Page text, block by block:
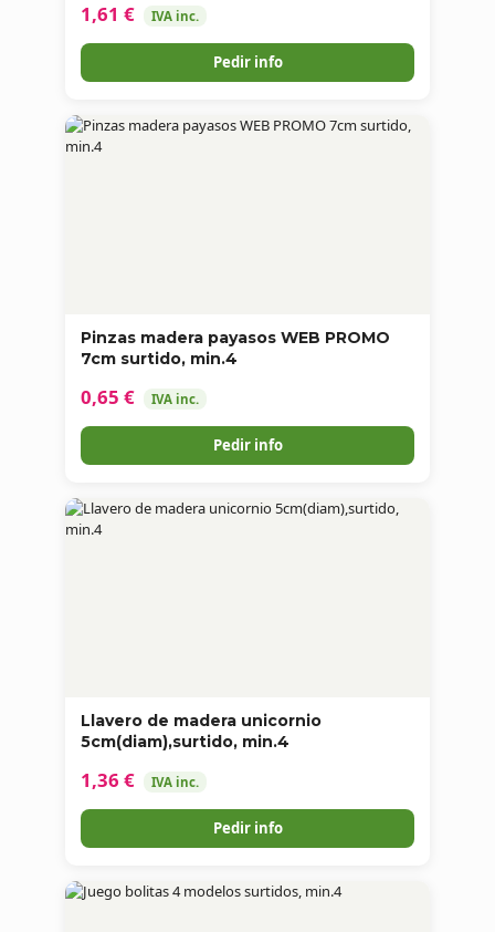
1,61 € IVA inc.
Pedir info
Pinzas madera payasos WEB PROMO
7cm surtido, min.4
0,65 € IVA inc.
Pedir info
Llavero de madera unicornio
5cm(diam),surtido, min.4
1,36 € IVA inc.
Pedir info